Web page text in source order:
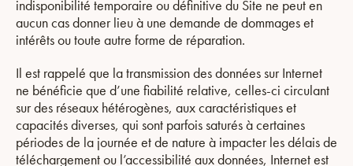
indisponibilité temporaire ou définitive du Site ne peut en
aucun cas donner lieu à une demande de dommages et
intérêts ou toute autre forme de réparation.
Il est rappelé que la transmission des données sur Internet
ne bénéficie que d’une fiabilité relative, celles-ci circulant
sur des réseaux hétérogènes, aux caractéristiques et
capacités diverses, qui sont parfois saturés à certaines
périodes de la journée et de nature à impacter les délais de
téléchargement ou l’accessibilité aux données, Internet est